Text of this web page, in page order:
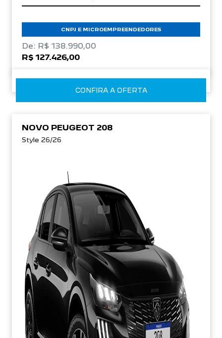
CNPJ E MICROEMPREENDEDORES
De: R$ 138.990,00
R$ 127.426,00
CONFIRA A OFERTA
NOVO PEUGEOT 208
Style 26/26